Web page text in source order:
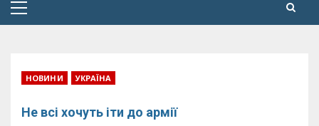
Primary
НОВИНИ УКРАЇНА
Не всі хочуть іти до армії